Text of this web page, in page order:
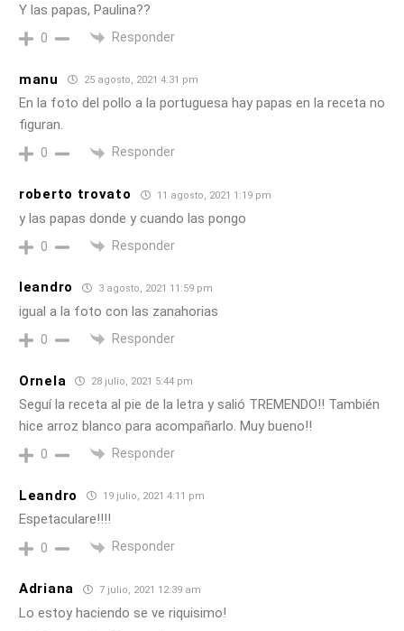
Y las papas, Paulina??
0 Responder
manu 25 agosto, 2021 4:31 pm
En la foto del pollo a la portuguesa hay papas en la receta no
figuran.
0 Responder
roberto trovato 11 agosto, 2021 1:19 pm
y las papas donde y cuando las pongo
0 Responder
leandro 3 agosto, 2021 11:59 pm
igual a la foto con las zanahorias
0 Responder
Ornela 28 julio, 2021 5:44 pm
Seguí la receta al pie de la letra y salió TREMENDO!! También
hice arroz blanco para acompañarlo. Muy bueno!!
0 Responder
Leandro 19 julio, 2021 4:11 pm
Espetaculare!!!!
0 Responder
Adriana 7 julio, 2021 12:39 am
Lo estoy haciendo se ve riquisimo!